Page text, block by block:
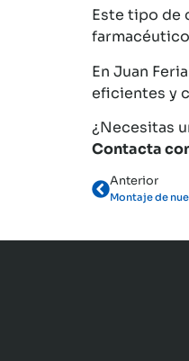
Este tipo de
En Juan
eficientes y
¿Necesitas
Contacta
Anterior
Montaje de